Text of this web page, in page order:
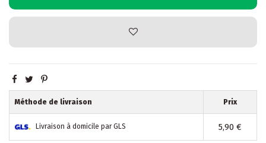
Méthode de livraison Prix
Livraison à domicile par GLS 5,90 €